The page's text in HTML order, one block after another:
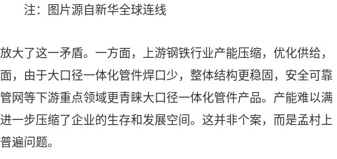
注：图片源自新华全球连线
了这一矛盾。一方面，上游钢铁行业产能压缩，优化供给，
，由于大口径一体化管件焊口少，整体结构更稳固，安全可靠
网等下游重点领域更青睐大口径一体化管件产品。产能难以满
一步压缩了企业的生存和发展空间。这并非个案，而是孟村上
遍问题。